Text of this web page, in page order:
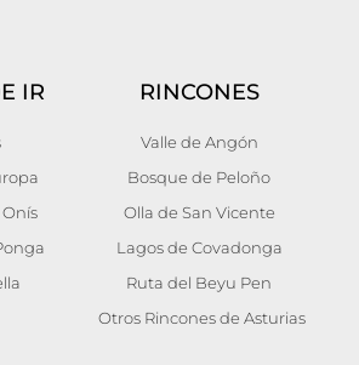
IR RINCONES
Valle de Angón
Bosque de Peloño
Olla de San Vicente
Lagos de Covadonga
Ruta del Beyu Pen
Otros Rincones de Asturias